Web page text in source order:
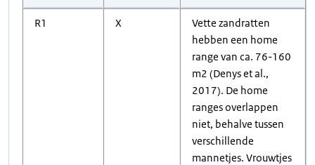
R1 X
Vette zandratten
hebben een home
range van ca. 76-160
m2 (Denys et al.,
2017). De home
ranges overlappen
niet, behalve tussen
verschillende
mannetjes. Vrouwtjes